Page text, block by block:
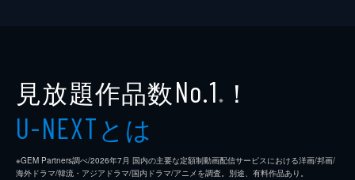
見放題作品数No.1 ※ ！
U-NEXTとは
※GEM Partners調べ/2026年7⽉ 国内の主要な定額制動画配信サービスにおける洋画/邦画/
海外ドラマ/韓流・アジアドラマ/国内ドラマ/アニメを調査。別途、有料作品あり。